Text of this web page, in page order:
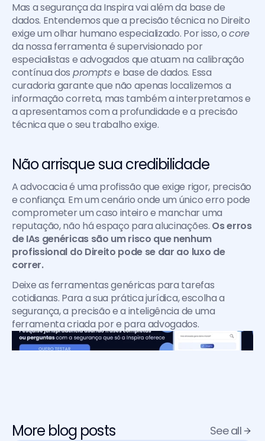
Mas a segurança da Inspira vai além da base de
dados. Entendemos que a precisão técnica no Direito
exige um olhar humano especializado. Por isso, o core
da nossa ferramenta é supervisionado por
especialistas e advogados que atuam na calibração
contínua dos prompts e base de dados. Essa
curadoria garante que não apenas localizemos a
informação correta, mas também a interpretamos e
a apresentamos com a profundidade e a precisão
técnica que o seu trabalho exige.
Não arrisque sua credibilidade
A advocacia é uma profissão que exige rigor, precisão
e confiança. Em um cenário onde um único erro pode
comprometer um caso inteiro e manchar uma
reputação, não há espaço para alucinações. Os erros
de IAs genéricas são um risco que nenhum
profissional do Direito pode se dar ao luxo de
correr.
Deixe as ferramentas genéricas para tarefas
cotidianas. Para a sua prática jurídica, escolha a
segurança, a precisão e a inteligência de uma
ferramenta criada por e para advogados.
More blog posts See all